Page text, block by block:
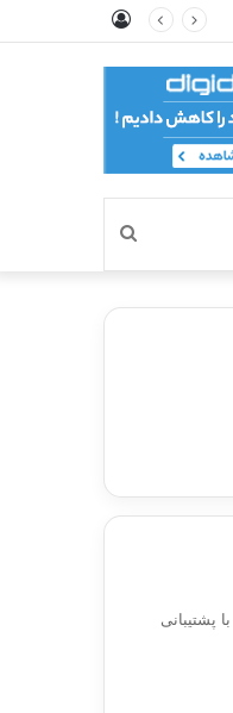
ورود
جستجو
برای
پشتیبانی